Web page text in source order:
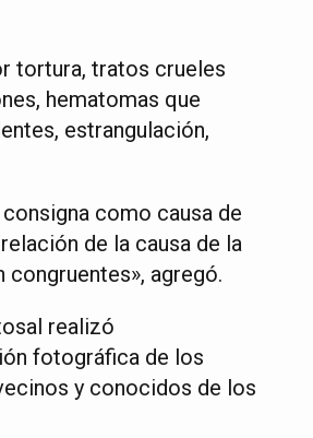
tortura, tratos crueles
hematomas que
estrangulación,
como causa de
de la causa de la
agregó.
realizó
fotográfica de los
y conocidos de los